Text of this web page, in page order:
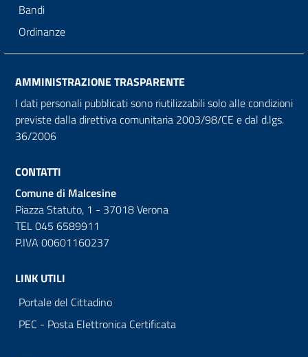
Bandi
Ordinanze
AMMINISTRAZIONE TRASPARENTE
I dati personali pubblicati sono riutilizzabili solo alle condizioni
previste dalla direttiva comunitaria 2003/98/CE e dal d.lgs.
36/2006
CONTATTI
Comune di Malcesine
Piazza Statuto, 1 - 37018 Verona
TEL 045 6589911
P.IVA 00601160237
LINK UTILI
Portale del Cittadino
PEC - Posta Elettronica Certificata